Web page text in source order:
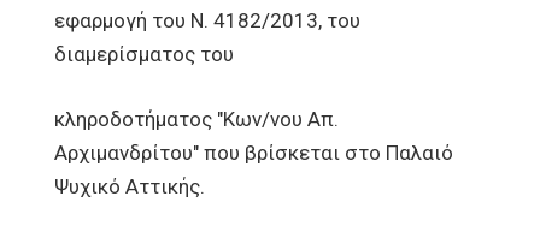
εφαρμογή του Ν. 4182/2013, του
διαμερίσματος του
κληροδοτήματος "Κων/νου Απ.
Αρχιμανδρίτου" που βρίσκεται στο Παλαιό
Ψυχικό Αττικής.